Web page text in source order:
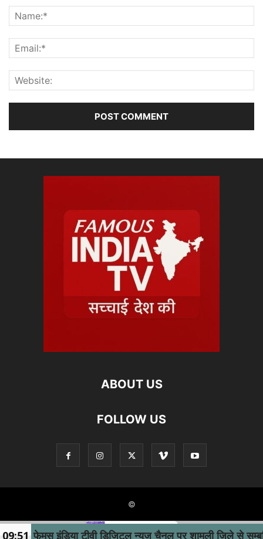
ABOUT US
FOLLOW US
©
फेमस इंडिया टीवी डिजिटल न्यूज चैनल पर शामली जिले से
09:51